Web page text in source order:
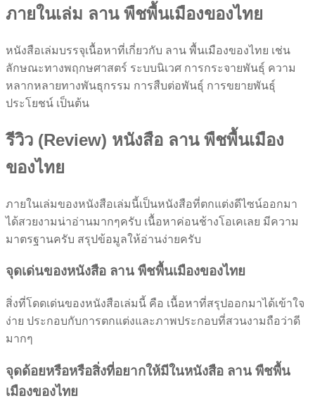
ภายในเล่ม ลาน พืชพื้นเมืองของไทย
หนังสือเล่มบรรจุเนื้อหาที่เกี่ยวกับ ลาน พื้นเมืองของไทย เช่น
ลักษณะทางพฤกษศาสตร์ ระบบนิเวศ การกระจายพันธุ์ ความ
หลากหลายทางพันธุกรรม การสืบต่อพันธุ์ การขยายพันธุ์
ประโยชน์ เป็นต้น
รีวิว (Review) หนังสือ ลาน พืชพื้นเมือง
ของไทย
ภายในเล่มของหนังสือเล่มนี้เป็นหนังสือที่ตกแต่งดีไซน์ออกมา
ได้สวยงามน่าอ่านมากๆครับ เนื้อหาค่อนช้างโอเคเลย มีความ
มาตรฐานครับ สรุปข้อมูลให้อ่านง่ายครับ
จุดเด่นของหนังสือ ลาน พืชพื้นเมืองของไทย
สิ่งที่โดดเด่นของหนังสือเล่มนี้ คือ เนื้อหาที่สรุปออกมาได้เข้าใจ
ง่าย ประกอบกับการตกแต่งและภาพประกอบที่สวนงามถือว่าดี
มากๆ
จุดด้อยหรือหรือสิ่งที่อยากให้มีในหนังสือ ลาน พืชพื้น
เมืองของไทย